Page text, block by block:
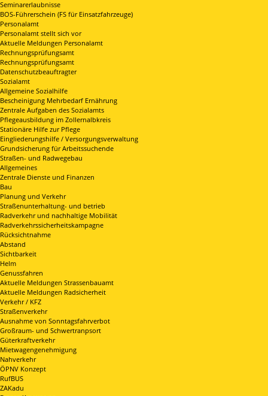
Seminarerlaubnisse
BOS-Führerschein (FS für Einsatzfahrzeuge)
Personalamt
Personalamt stellt sich vor
Aktuelle Meldungen Personalamt
Rechnungsprüfungsamt
Rechnungsprüfungsamt
Datenschutzbeauftragter
Sozialamt
Allgemeine Sozialhilfe
Bescheinigung Mehrbedarf Ernährung
Zentrale Aufgaben des Sozialamts
Pflegeausbildung im Zollernalbkreis
Stationäre Hilfe zur Pflege
Eingliederungshilfe / Versorgungsverwaltung
Grundsicherung für Arbeitssuchende
Straßen- und Radwegebau
Allgemeines
Zentrale Dienste und Finanzen
Bau
Planung und Verkehr
Straßenunterhaltung- und betrieb
Radverkehr und nachhaltige Mobilität
Radverkehrssicherheitskampagne
Rücksichtnahme
Abstand
Sichtbarkeit
Helm
Genussfahren
Aktuelle Meldungen Strassenbauamt
Aktuelle Meldungen Radsicherheit
Verkehr / KFZ
Straßenverkehr
Ausnahme von Sonntagsfahrverbot
Großraum- und Schwertranpsort
Güterkraftverkehr
Mietwagengenehmigung
Nahverkehr
ÖPNV Konzept
RufBUS
ZAKadu